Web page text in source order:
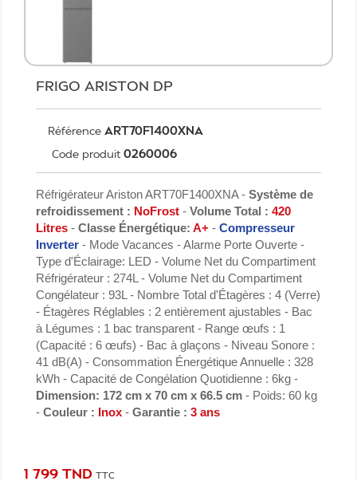
FRIGO ARISTON DP
Référence ART70F1400XNA
Code produit 0260006
Réfrigérateur Ariston ART70F1400XNA - Système de
refroidissement : NoFrost - Volume Total : 420
Litres - Classe Énergétique: A+ - Compresseur
Inverter - Mode Vacances - Alarme Porte Ouverte -
Type d'Éclairage: LED - Volume Net du Compartiment
Réfrigérateur : 274L - Volume Net du Compartiment
Congélateur : 93L - Nombre Total d'Étagères : 4 (Verre)
- Étagères Réglables : 2 entièrement ajustables - Bac
à Légumes : 1 bac transparent - Range œufs : 1
(Capacité : 6 œufs) - Bac à glaçons - Niveau Sonore :
41 dB(A) - Consommation Énergétique Annuelle : 328
kWh - Capacité de Congélation Quotidienne : 6kg -
Dimension: 172 cm x 70 cm x 66.5 cm - Poids: 60 kg
- Couleur : Inox - Garantie : 3 ans
1 799 TND TTC